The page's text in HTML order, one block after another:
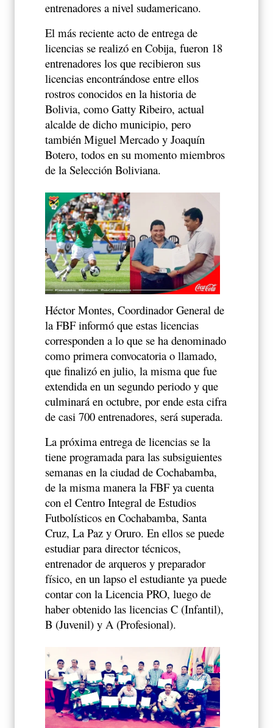
entrenadores a nivel sudamericano.
El más reciente acto de entrega de
licencias se realizó en Cobija, fueron 18
entrenadores los que recibieron sus
licencias encontrándose entre ellos
rostros conocidos en la historia de
Bolivia, como Gatty Ribeiro, actual
alcalde de dicho municipio, pero
también Miguel Mercado y Joaquín
Botero, todos en su momento miembros
de la Selección Boliviana.
Héctor Montes, Coordinador General de
la FBF informó que estas licencias
corresponden a lo que se ha denominado
como primera convocatoria o llamado,
que finalizó en julio, la misma que fue
extendida en un segundo periodo y que
culminará en octubre, por ende esta cifra
de casi 700 entrenadores, será superada.
La próxima entrega de licencias se la
tiene programada para las subsiguientes
semanas en la ciudad de Cochabamba,
de la misma manera la FBF ya cuenta
con el Centro Integral de Estudios
Futbolísticos en Cochabamba, Santa
Cruz, La Paz y Oruro. En ellos se puede
estudiar para director técnicos,
entrenador de arqueros y preparador
físico, en un lapso el estudiante ya puede
contar con la Licencia PRO, luego de
haber obtenido las licencias C (Infantil),
B (Juvenil) y A (Profesional).